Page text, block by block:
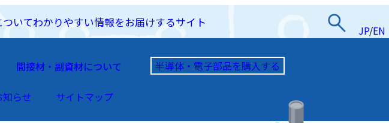
いてわかりやすい情報をお届けするサイト
JP/EN
間接材・副資材について 半導体・電子部品を購入する
知らせ サイトマップ